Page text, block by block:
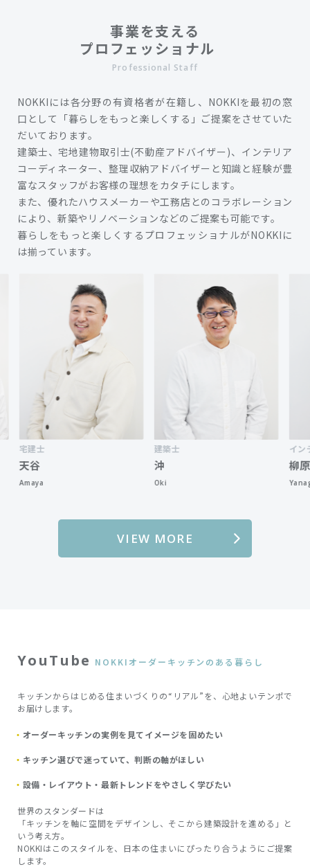
事業を支える
プロフェッショナル
Professional Staff
NOKKIには各分野の有資格者が在籍し、NOKKIを最初の窓
口として「暮らしをもっと楽しくする」ご提案をさせていた
だいております。
建築士、宅地建物取引士(不動産アドバイザー)、インテリア
コーディネーター、整理収納アドバイザーと知識と経験が豊
富なスタッフがお客様の理想をカタチにします。
また、優れたハウスメーカーや工務店とのコラボレーション
により、新築やリノベーションなどのご提案も可能です。
暮らしをもっと楽しくするプロフェッショナルがNOKKIに
は揃っています。
建士
谷
建築士 インテリ
柳原
VIEW MORE
YouTube NOKKIオーダーキッチンのある暮らし
キッチンからはじめる住まいづくりの“リアル”を、心地よいテンポで
お届けします。
オーダーキッチンの実例を見てイメージを固めたい
キッチン選びで迷っていて、判断の軸がほしい
設備・レイアウト・最新トレンドをやさしく学びたい
世界のスタンダードは
「キッチンを軸に空間をデザインし、そこから建築設計を進める」と
いう考え方。
NOKKIはこのスタイルを、日本の住まいにぴったり合うようにご提案
します。